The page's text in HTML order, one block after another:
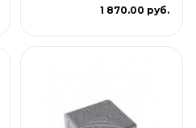
1 870.00 руб.